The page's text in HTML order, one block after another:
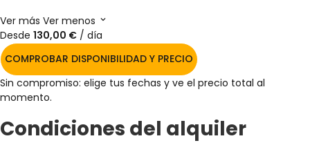
Ver más Ver menos
Desde 130,00 € / día
COMPROBAR DISPONIBILIDAD Y PRECIO
Sin compromiso: elige tus fechas y ve el precio total al
momento.
Condiciones del alquiler